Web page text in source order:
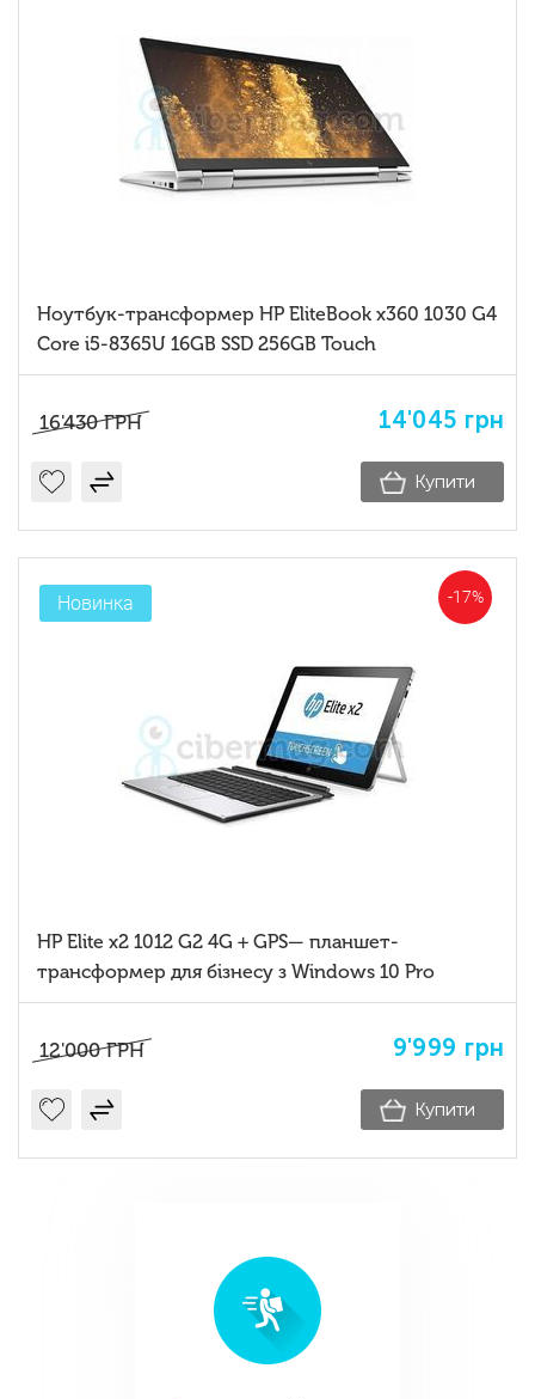
Ноутбук-трансформер HP EliteBook x360 1030 G4
Core i5-8365U 16GB SSD 256GB Touch
16'430 ГРН 14'045 грн
Купити
-17%
Новинка
HP Elite x2 1012 G2 4G + GPS— планшет-
трансформер для бізнесу з Windows 10 Pro
12'000 ГРН 9'999 грн
Купити